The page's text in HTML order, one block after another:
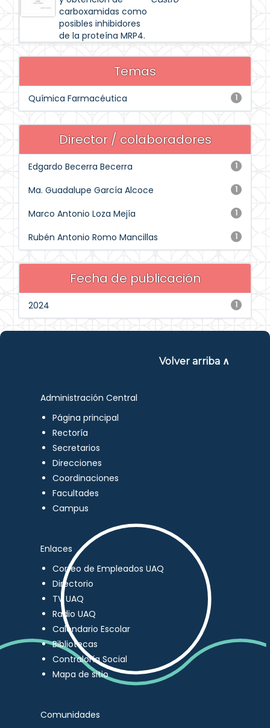
carboxamidas como
posibles inhibidores
de la proteína MRP4.
Temas
1
Química Farmacéutica
Director / colaboradores
1
Edgardo Becerra Becerra
1
Ma. Guadalupe García Alcoce
1
Marco Antonio Loza Mejía
1
Rubén Antonio Romo Mancillas
Fecha de publicación
1
2024
Volver arriba ∧
Administración Central
Página principal
Rectoría
Secretarios
Direcciones
Coordinaciones
Facultades
Campus
Enlaces
Correo de Empleados UAQ
Directorio
TV UAQ
Radio UAQ
Calendario Escolar
Bibliotecas
Contraloría Social
Mapa de sitio
Comunidades